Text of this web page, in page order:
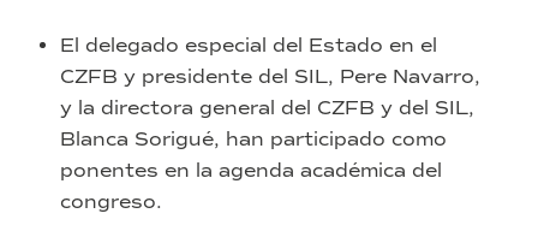
El delegado especial del Estado en el
CZFB y presidente del SIL, Pere Navarro,
y la directora general del CZFB y del SIL,
Blanca Sorigué, han participado como
ponentes en la agenda académica del
congreso.